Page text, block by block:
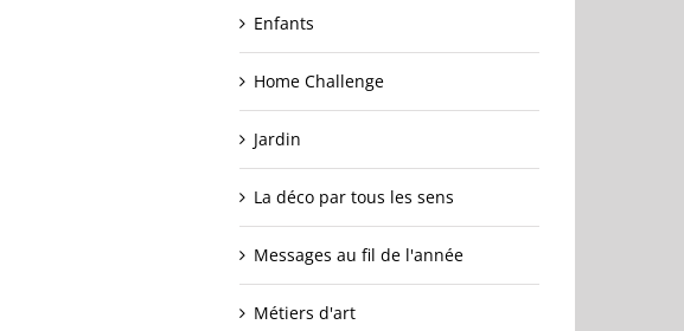
Enfants
Home Challenge
Jardin
La déco par tous les sens
Messages au fil de l'année
Métiers d'art